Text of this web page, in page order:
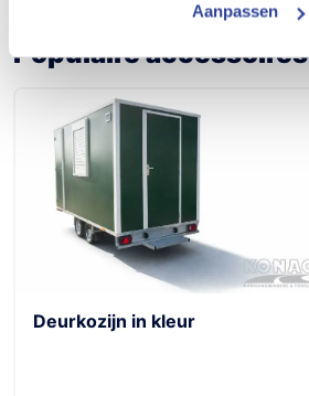
Aanpassen
Populaire accessoires
Schaftafel, 160cm